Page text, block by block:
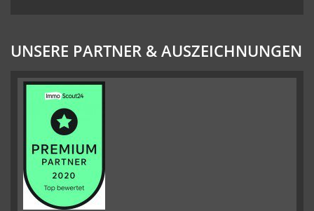
UNSERE PARTNER & AUSZEICHNUNGEN